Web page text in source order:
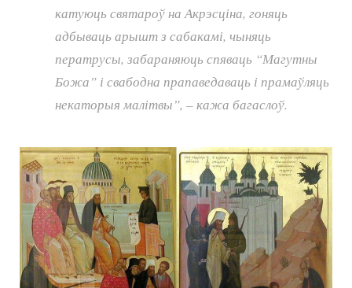
катуюць святароў на Акрэсціна, гоняць
адбываць арышт з сабакамі, чыняць
ператрусы, забараняюць спяваць “Магутны
Божа” і свабодна прапаведаваць і прамаўляць
некаторыя малітвы”, – кажа багаслоў.